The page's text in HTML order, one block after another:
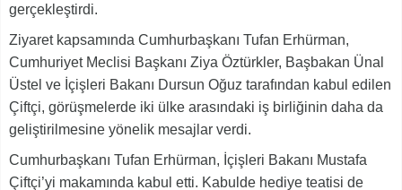
gerçekleştirdi.
Ziyaret kapsamında Cumhurbaşkanı Tufan Erhürman,
Cumhuriyet Meclisi Başkanı Ziya Öztürkler, Başbakan Ünal
Üstel ve İçişleri Bakanı Dursun Oğuz tarafından kabul edilen
Çiftçi, görüşmelerde iki ülke arasındaki iş birliğinin daha da
geliştirilmesine yönelik mesajlar verdi.
Cumhurbaşkanı Tufan Erhürman, İçişleri Bakanı Mustafa
Çiftçi’yi makamında kabul etti. Kabulde hediye teatisi de